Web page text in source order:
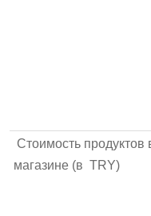
Стоимость продуктов
магазине (в TRY)